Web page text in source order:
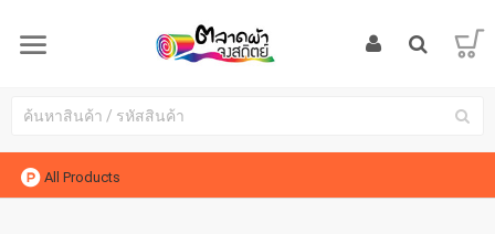
All Products